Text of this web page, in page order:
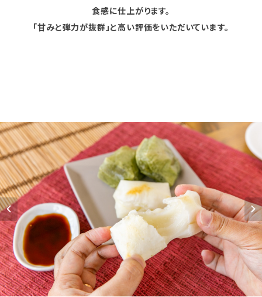
食感に仕上がります。
「甘みと弾力が抜群」と高い評価をいただいています。